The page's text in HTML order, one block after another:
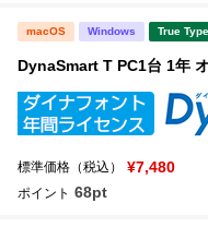
macOS Windows True
DynaSmart T PC1台 1年
標準価格（税込） ¥7,480
ポイント 68pt